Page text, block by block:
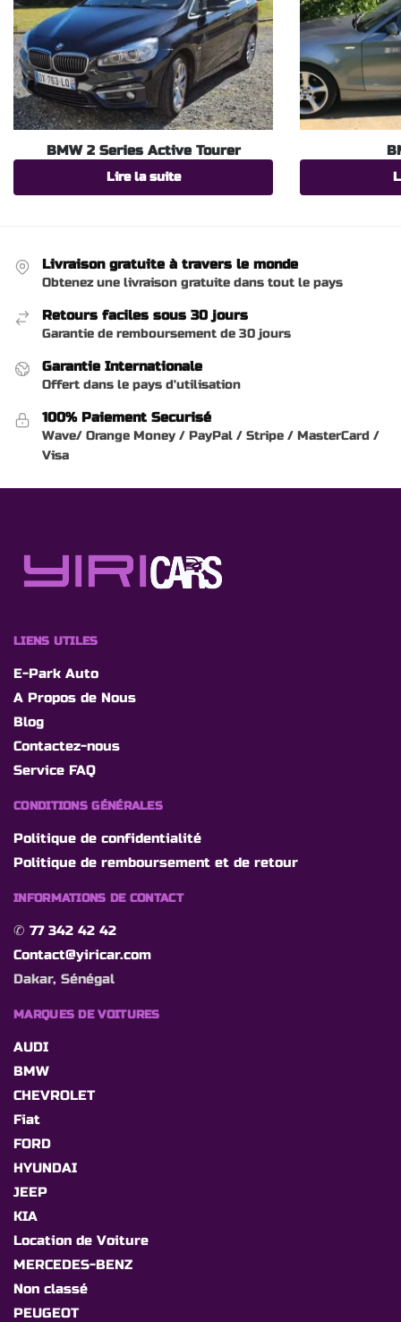
BMW 2 Series Active Tourer
Lire la suite
Livraison gratuite à travers le monde
Obtenez une livraison gratuite dans tout le pays
Retours faciles sous 30 jours
Garantie de remboursement de 30 jours
Garantie Internationale
Offert dans le pays d'utilisation
100% Paiement Securisé
Wave/ Orange Money / PayPal / Stripe / MasterCard /
Visa
LIENS UTILES
E-Park Auto
A Propos de Nous
Blog
Contactez-nous
Service FAQ
CONDITIONS GÉNÉRALES
Politique de confidentialité
Politique de remboursement et de retour
INFORMATIONS DE CONTACT
✆ 77 342 42 42
Contact@yiricar.com
Dakar, Sénégal
MARQUES DE VOITURES
AUDI
BMW
CHEVROLET
Fiat
FORD
HYUNDAI
JEEP
KIA
Location de Voiture
MERCEDES-BENZ
Non classé
PEUGEOT